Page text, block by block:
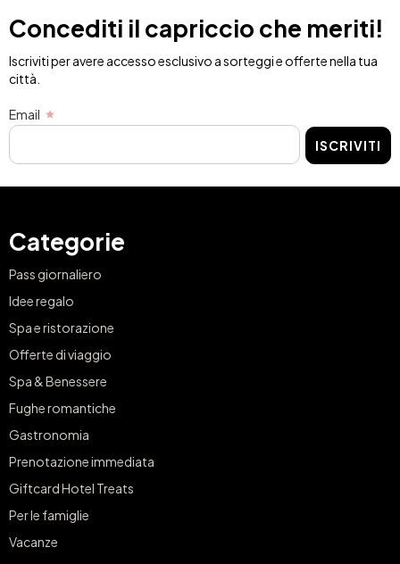
Concediti il capriccio che meriti!
Iscriviti per avere accesso esclusivo a sorteggi e offerte nella tua
città.
Email
ISCRIVITI
Categorie
Pass giornaliero
Idee regalo
Spa e ristorazione
Offerte di viaggio
Spa & Benessere
Fughe romantiche
Gastronomia
Prenotazione immediata
Giftcard Hotel Treats
Per le famiglie
Vacanze